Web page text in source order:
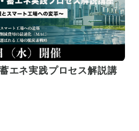
エネ実践プロセス解説講